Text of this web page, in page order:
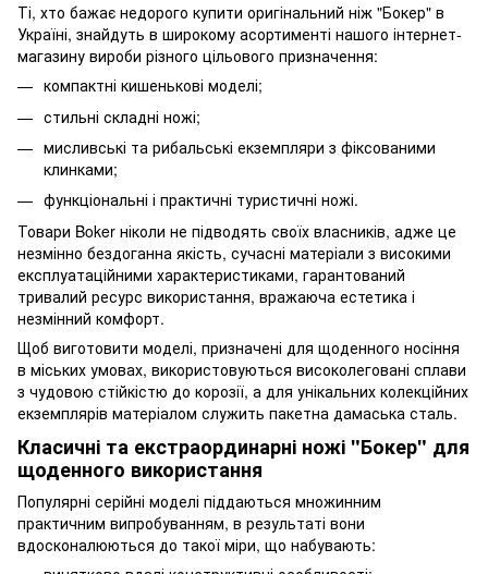
Ті, хто бажає недорого купити оригінальний ніж "Бокер" в
Україні, знайдуть в широкому асортименті нашого інтернет-
магазину вироби різного цільового призначення:
компактні кишенькові моделі;
стильні складні ножі;
мисливські та рибальські екземпляри з фіксованими
клинками;
функціональні і практичні туристичні ножі.
Товари Boker ніколи не підводять своїх власників, адже це
незмінно бездоганна якість, сучасні матеріали з високими
експлуатаційними характеристиками, гарантований
тривалий ресурс використання, вражаюча естетика і
незмінний комфорт.
Щоб виготовити моделі, призначені для щоденного носіння
в міських умовах, використовуються високолеговані сплави
з чудовою стійкістю до корозії, а для унікальних колекційних
екземплярів матеріалом служить пакетна дамаська сталь.
Класичні та екстраординарні ножі "Бокер" для
щоденного використання
Популярні серійні моделі піддаються множинним
практичним випробуванням, в результаті вони
вдосконалюються до такої міри, що набувають: